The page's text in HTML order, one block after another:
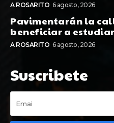
A ROSARITO 6 agosto, 2026
Pavimentarán la
beneficiar a
A ROSARITO 6 agosto, 2026
Suscribete